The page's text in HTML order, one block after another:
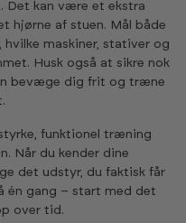
Det kan være et ekstra
hjørne af stuen. Mål både
maskiner, stativer og
Husk også at sikre nok
bevæge dig frit og træne
funktionel træning
Når du kender dine
det udstyr, du faktisk får
én gang – start med det
over tid.